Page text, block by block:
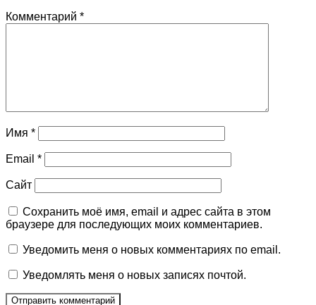
Комментарий *
Имя *
Email *
Сайт
Сохранить моё имя, email и адрес сайта в этом
браузере для последующих моих комментариев.
Уведомить меня о новых комментариях по email.
Уведомлять меня о новых записях почтой.